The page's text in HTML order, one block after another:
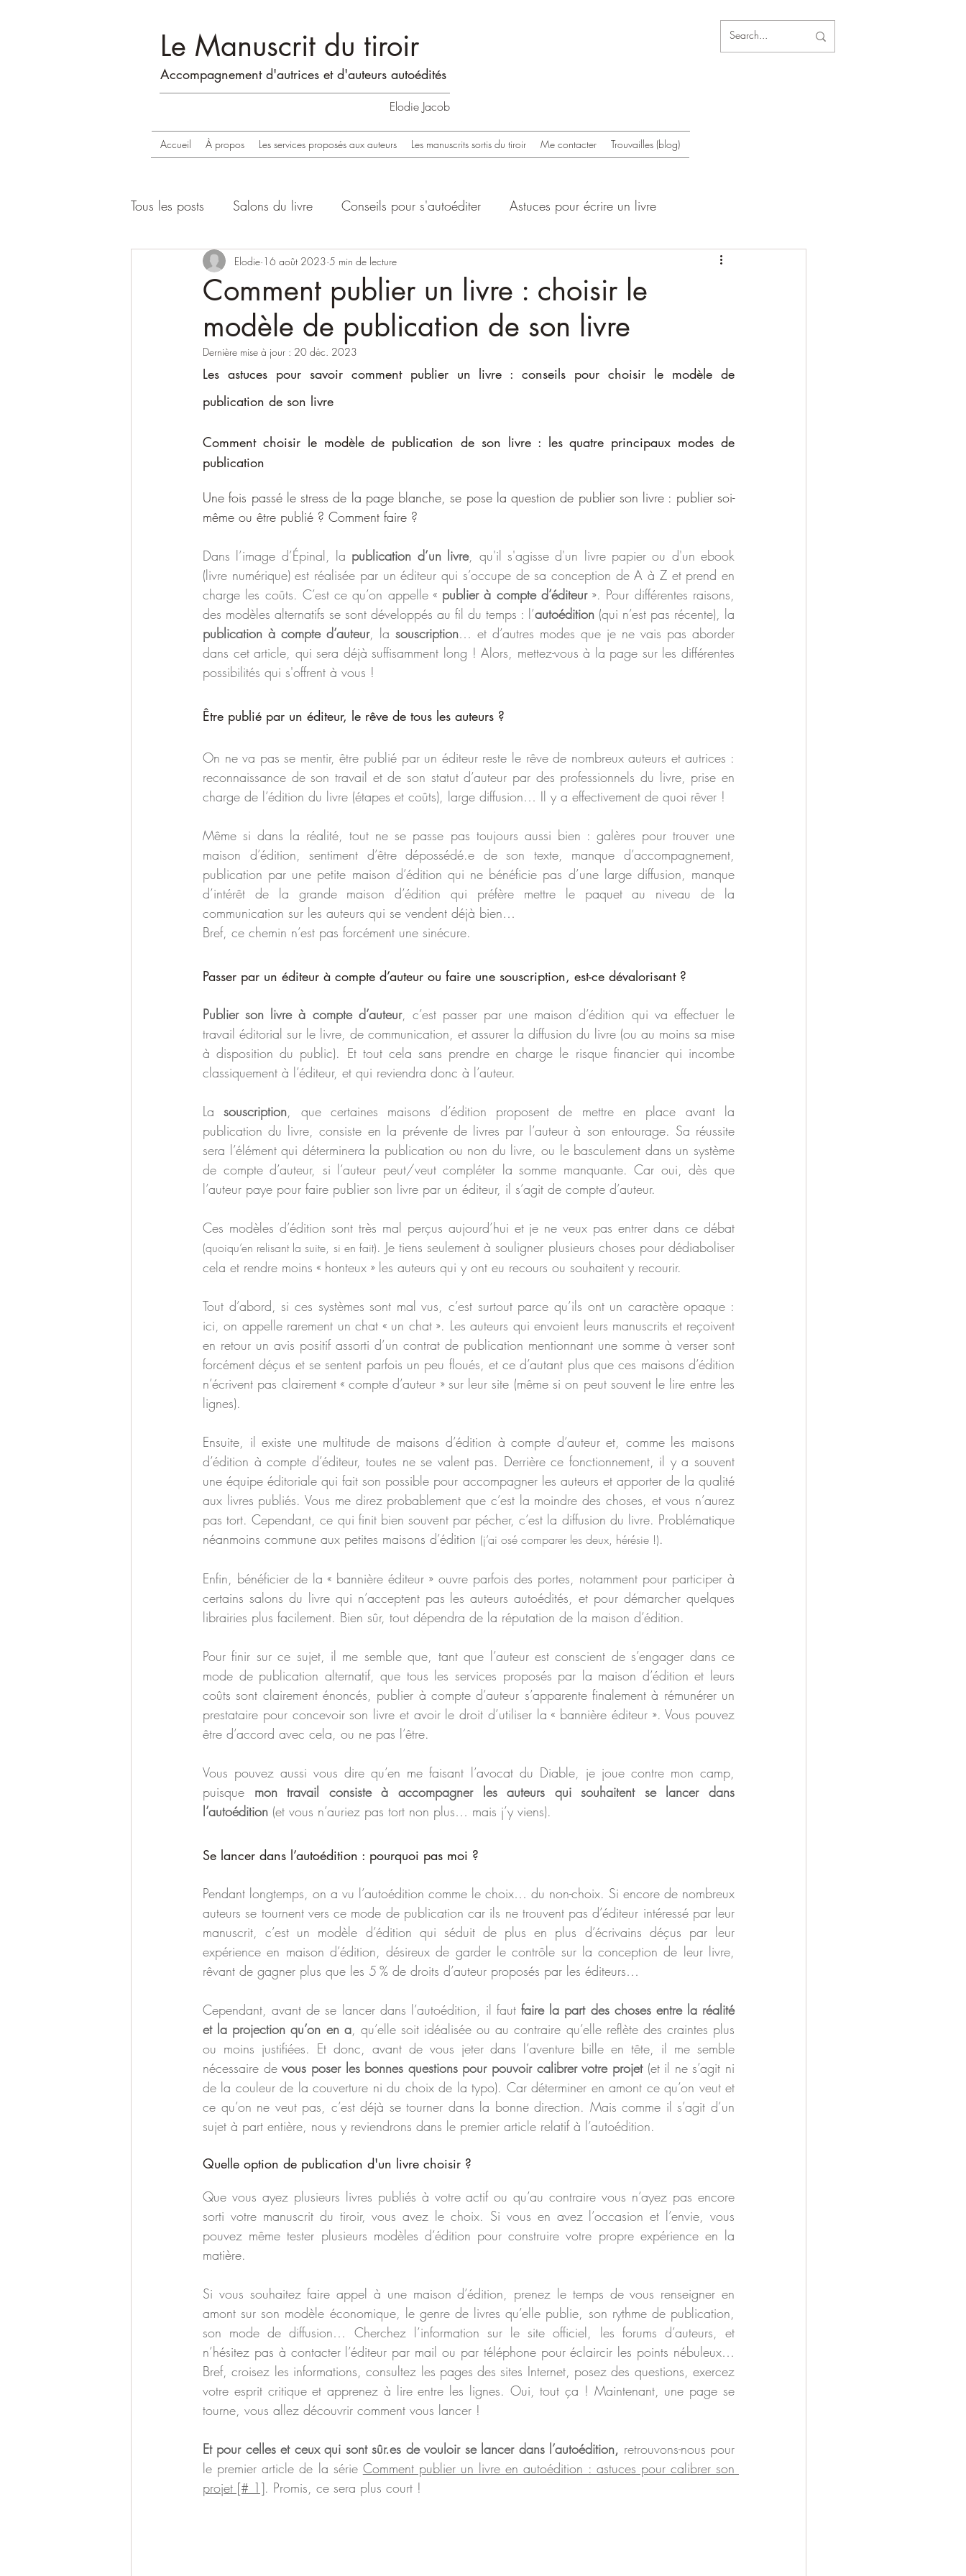
Le Manuscrit du tiroir
Accompagnement d'autrices et d'auteurs autoédités
Accueil À propos Les services proposés aux auteurs Les manuscrits sortis du tiroir Me contacter Trouvailles (blog)
Elodie Jacob
Tous les posts Salons du livre Conseils pour s'autoéditer Astuces pour écrire un livre
Comment publier un livre : choisir le
modèle de publication de son livre
Elodie 16 août 2023 5 min de lecture
Dernière mise à jour : 20 déc. 2023
Les astuces pour savoir comment publier un livre : conseils pour choisir le modèle de
publication de son livre
Comment choisir le modèle de publication de son livre : les quatre principaux modes de
publication
Une fois passé le stress de la page blanche, se pose la question de publier son livre : publier soi-
même ou être publié ? Comment faire ?
Dans l’image d’Épinal, la publication d’un livre, qu'il s'agisse d'un livre papier ou d'un ebook
(livre numérique) est réalisée par un éditeur qui s’occupe de sa conception de A à Z et prend en
charge les coûts. C’est ce qu’on appelle « publier à compte d’éditeur ». Pour différentes raisons,
des modèles alternatifs se sont développés au fil du temps : l’autoédition
publication à compte d’auteur, la souscription… et d’autres modes que je ne vais pas aborder
dans cet article, qui sera déjà suffisamment long ! Alors, mettez-vous à la page sur les différentes
possibilités qui s'offrent à vous !
Être publié par un éditeur, le rêve de tous les auteurs ?
On ne va pas se mentir, être publié par un éditeur reste le rêve de nombreux auteurs et autrices :
reconnaissance de son travail et de son statut d’auteur par des professionnels du livre, prise en
charge de l’édition du livre (étapes et coûts), large diffusion… Il y a effectivement de quoi rêver !
Même si dans la réalité, tout ne se passe pas toujours aussi bien : galères pour trouver une
maison d’édition, sentiment d’être dépossédé.e de son texte, manque d’accompagnement,
publication par une petite maison d’édition qui ne bénéficie pas d’une large diffusion, manque
d’intérêt de la grande maison d’édition qui préfère mettre le paquet au niveau de la
communication sur les auteurs qui se vendent déjà bien…
Bref, ce chemin n’est pas forcément une sinécure.
Passer par un éditeur à compte d’auteur ou faire une souscription, est-ce dévalorisant ?
Publier son livre à compte d’auteur, c’est passer par une maison d’édition qui va effectuer le
travail éditorial sur le livre, de communication, et assurer la diffusion du livre (ou au moins sa mise
à disposition du public). Et tout cela sans prendre en charge le risque financier qui incombe
classiquement à l’éditeur, et qui reviendra donc à l’auteur.
La souscription, que certaines maisons d’édition proposent de mettre en place avant la
publication du livre, consiste en la prévente de livres par l’auteur à son entourage. Sa réussite
sera l’élément qui déterminera la publication ou non du livre, ou le basculement dans un système
de compte d’auteur, si l’auteur peut/veut compléter la somme manquante. Car oui, dès que
l’auteur paye pour faire publier son livre par un éditeur, il s’agit de compte d’auteur.
(quoiqu’en relisant la suite, si en fait). Je tiens seulement à souligner plusieurs choses pour dédiaboliser
cela et rendre moins « honteux » les auteurs qui y ont eu recours ou souhaitent y recourir.
Tout d’abord, si ces systèmes sont mal vus, c’est surtout parce qu’ils ont un caractère opaque :
ici, on appelle rarement un chat « un chat ». Les auteurs qui envoient leurs manuscrits et reçoivent
en retour un avis positif assorti d’un contrat de publication mentionnant une somme à verser sont
forcément déçus et se sentent parfois un peu floués, et ce d’autant plus que ces maisons d’édition
n’écrivent pas clairement « compte d’auteur » sur leur site (même si on peut souvent le lire entre les
lignes).
Ensuite, il existe une multitude de maisons d’édition à compte d’auteur et, comme les maisons
d’édition à compte d’éditeur, toutes ne se valent pas. Derrière ce fonctionnement, il y a souvent
une équipe éditoriale qui fait son possible pour accompagner les auteurs et apporter de la qualité
aux livres publiés. Vous me direz probablement que c’est la moindre des choses, et vous n’aurez
pas tort. Cependant, ce qui finit bien souvent par pécher, c’est la diffusion du livre. Problématique
néanmoins commune aux petites maisons d’édition (j’ai osé comparer les deux, hérésie !).
Enfin, bénéficier de la « bannière éditeur » ouvre parfois des portes, notamment pour participer à
certains salons du livre qui n’acceptent pas les auteurs autoédités, et pour démarcher quelques
librairies plus facilement. Bien sûr, tout dépendra de la réputation de la maison d’édition.
Pour finir sur ce sujet, il me semble que, tant que l’auteur est conscient de s’engager dans ce
mode de publication alternatif, que tous les services proposés par la maison d’édition et leurs
coûts sont clairement énoncés, publier à compte d’auteur s’apparente finalement à rémunérer un
prestataire pour concevoir son livre et avoir le droit d’utiliser la « bannière éditeur ». Vous pouvez
être d’accord avec cela, ou ne pas l’être.
Vous pouvez aussi vous dire qu’en me faisant l’avocat du Diable, je joue contre mon camp,
puisque mon travail consiste à accompagner les auteurs qui souhaitent se lancer dans
l’autoédition (et vous n’auriez pas tort non plus… mais j’y viens).
Se lancer dans l’autoédition : pourquoi pas moi ?
Pendant longtemps, on a vu l’autoédition comme le choix… du non-choix. Si encore de nombreux
auteurs se tournent vers ce mode de publication car ils ne trouvent pas d’éditeur intéressé par leur
manuscrit, c’est un modèle d’édition qui séduit de plus en plus d’écrivains déçus par leur
expérience en maison d’édition, désireux de garder le contrôle sur la conception de leur livre,
rêvant de gagner plus que les 5 % de droits d’auteur proposés par les éditeurs…
Cependant, avant de se lancer dans l’autoédition, il faut faire la part des choses entre la réalité
et la projection qu’on en a, qu’elle soit idéalisée ou au contraire qu’elle reflète des craintes plus
ou moins justifiées. Et donc, avant de vous jeter dans l’aventure bille en tête, il me semble
nécessaire de vous poser les bonnes questions pour pouvoir calibrer votre projet (et il ne s’agit ni
de la couleur de la couverture ni du choix de la typo). Car déterminer en amont ce qu’on veut et
ce qu’on ne veut pas, c’est déjà se tourner dans la bonne direction. Mais comme il s’agit d’un
sujet à part entière, nous y reviendrons dans le premier article relatif à l’autoédition.
Quelle option de publication d'un livre choisir ?
Que vous ayez plusieurs livres publiés à votre actif ou qu’au contraire vous n’ayez pas encore
sorti votre manuscrit du tiroir, vous avez le choix. Si vous en avez l’occasion et l’envie, vous
pouvez même tester plusieurs modèles d’édition pour construire votre propre expérience en la
matière.
Si vous souhaitez faire appel à une maison d’édition, prenez le temps de vous renseigner en
amont sur son modèle économique, le genre de livres qu’elle publie, son rythme de publication,
son mode de diffusion… Cherchez l’information sur le site officiel, les forums d’auteurs, et
n’hésitez pas à contacter l’éditeur par mail ou par téléphone pour éclaircir les points nébuleux…
Bref, croisez les informations, consultez les pages des sites Internet, posez des questions, exercez
votre esprit critique et apprenez à lire entre les lignes. Oui, tout ça ! Maintenant, une page se
tourne, vous allez découvrir comment vous lancer !
Et pour celles et ceux qui sont sûr.es de vouloir se lancer dans l’autoédition, retrouvons-nous pour
le premier article de la série Comment publier un livre en autoédition : astuces pour calibrer son
projet [# 1]. Promis, ce sera plus court !